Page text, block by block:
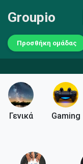
Groupio
Προσθήκη ομάδας
Γενικά Gaming